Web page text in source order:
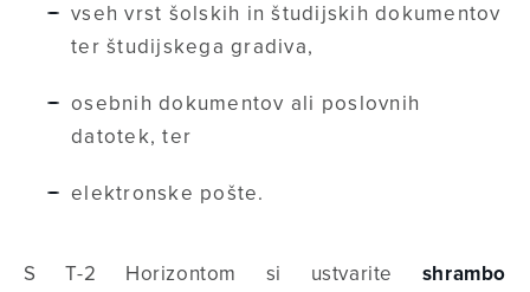
vseh vrst šolskih in študijskih dokumentov
ter študijskega gradiva,
osebnih dokumentov ali poslovnih
datotek, ter
elektronske pošte.
S T-2 Horizontom si ustvarite shrambo